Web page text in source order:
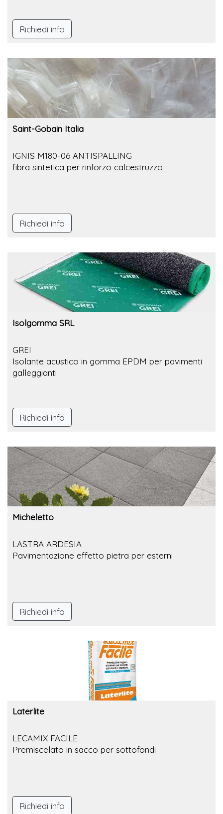
Richiedi info
Saint-Gobain Italia
IGNIS M180-06 ANTISPALLING
fibra sintetica per rinforzo calcestruzzo
Richiedi info
Isolgomma SRL
GREI
Isolante acustico in gomma EPDM per pavimenti
galleggianti
Richiedi info
Micheletto
LASTRA ARDESIA
Pavimentazione effetto pietra per esterni
Richiedi info
Laterlite
LECAMIX FACILE
Premiscelato in sacco per sottofondi
Richiedi info